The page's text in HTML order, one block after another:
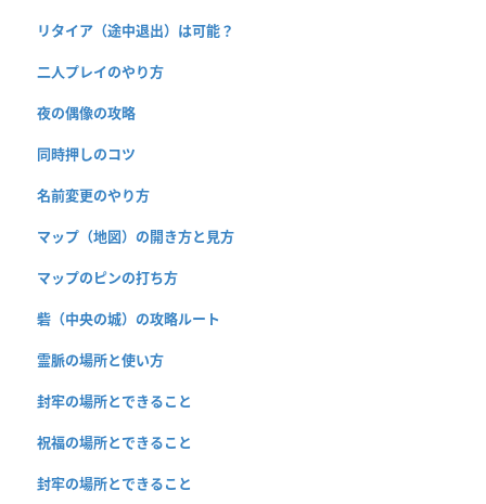
リタイア（途中退出）は可能？
二人プレイのやり方
夜の偶像の攻略
同時押しのコツ
名前変更のやり方
マップ（地図）の開き方と見方
マップのピンの打ち方
砦（中央の城）の攻略ルート
霊脈の場所と使い方
封牢の場所とできること
祝福の場所とできること
封牢の場所とできること